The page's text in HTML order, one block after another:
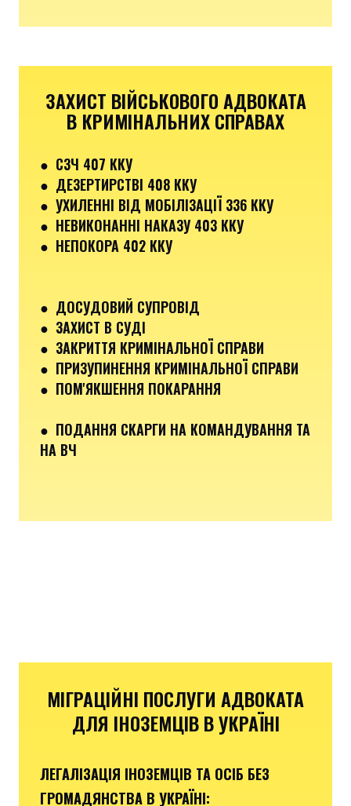
ЗАХИСТ ВІЙСЬКОВОГО АДВОКАТА
В КРИМІНАЛЬНИХ СПРАВАХ
● СЗЧ 407 ККУ
● ДЕЗЕРТИРСТВІ 408 ККУ
● УХИЛЕННІ ВІД МОБІЛІЗАЦІЇ 336 ККУ
● НЕВИКОНАННІ НАКАЗУ 403 ККУ
● НЕПОКОРА 402 ККУ
● ДОСУДОВИЙ СУПРОВІД
● ЗАХИСТ В СУДІ
● ЗАКРИТТЯ КРИМІНАЛЬНОЇ СПРАВИ
● ПРИЗУПИНЕННЯ КРИМІНАЛЬНОЇ СПРАВИ
● ПОМ'ЯКШЕННЯ ПОКАРАННЯ
● ПОДАННЯ СКАРГИ НА КОМАНДУВАННЯ ТА
НА ВЧ
МІГРАЦІЙНІ ПОСЛУГИ АДВОКАТА
ДЛЯ ІНОЗЕМЦІВ В УКРАЇНІ
ЛЕГАЛІЗАЦІЯ ІНОЗЕМЦІВ ТА ОСІБ БЕЗ
ГРОМАДЯНСТВА В УКРАЇНІ: